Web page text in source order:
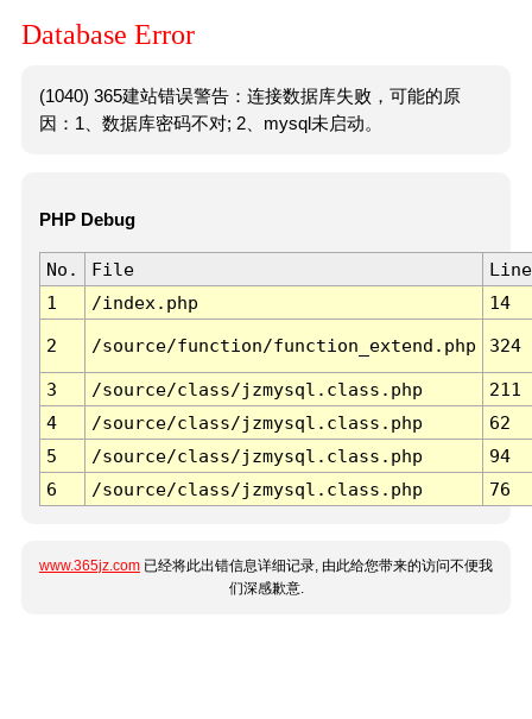
Database Error
(1040) 365建站错误警告：连接数据库失败，可能的原
因：1、数据库密码不对; 2、mysql未启动。
PHP Debug
No. File
Line
1
/index.php 14
2 /source/function/function_extend.php 324
3 /source/class/jzmysql.class.php
211
4
/source/class/jzmysql.class.php
62
5
/source/class/jzmysql.class.php
94
6
/source/class/jzmysql.class.php 76
www.365jz.com 已经将此出错信息详细记录, 由此给您带来的访问不便我
们深感歉意.